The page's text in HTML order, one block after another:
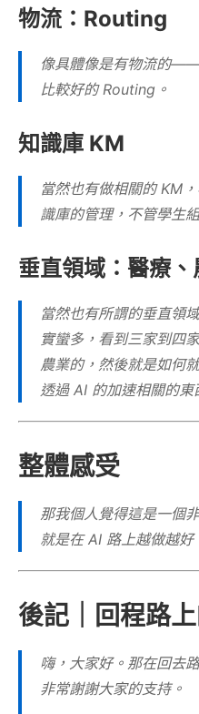
物流：Routing
像具體像是有物流的
比較好的 Routing。
知識庫 KM
當然也有做相關的 KM
識庫的管理，不管學生
垂直領域：醫療
當然也有所謂的垂直領
實蠻多，看到三家到四
農業的，然後就是如何
透過 AI 的加速相關的東
整體感受
那我個人覺得這是一個
就是在 AI 路上越做越好
後記｜回程路
嗨，大家好。那在回去
非常謝謝大家的支持。